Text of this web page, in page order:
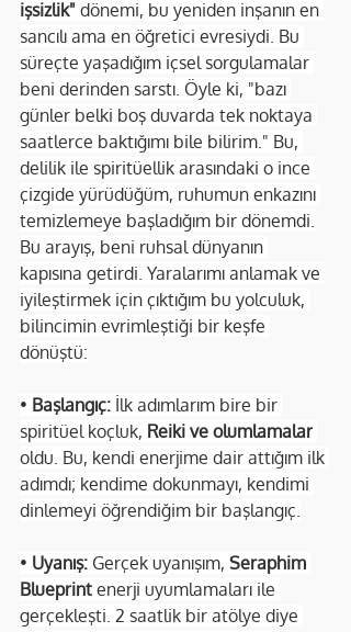
işsizlik" dönemi, bu yeniden inşanın en
sancılı ama en öğretici evresiydi. Bu
süreçte yaşadığım içsel sorgulamalar
beni derinden sarstı. Öyle ki, "bazı
günler belki boş duvarda tek noktaya
saatlerce baktığımı bile bilirim." Bu,
delilik ile spiritüellik arasındaki o ince
çizgide yürüdüğüm, ruhumun enkazını
temizlemeye başladığım bir dönemdi.
Bu arayış, beni ruhsal dünyanın
kapısına getirdi. Yaralarımı anlamak ve
iyileştirmek için çıktığım bu yolculuk,
bilincimin evrimleştiği bir keşfe
dönüştü:
• Başlangıç: İlk adımlarım bire bir
spiritüel koçluk, Reiki ve olumlamalar
oldu. Bu, kendi enerjime dair attığım ilk
adımdı; kendime dokunmayı, kendimi
dinlemeyi öğrendiğim bir başlangıç.
• Uyanış: Gerçek uyanışım, Seraphim
Blueprint enerji uyumlamaları ile
gerçekleşti. 2 saatlik bir atölye diye